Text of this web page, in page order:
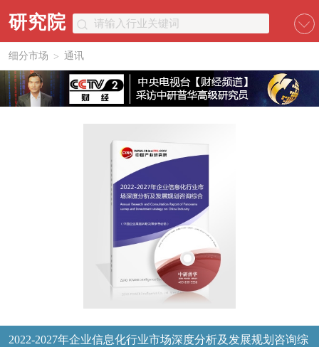
研究院
细分市场 > 通讯
2022-2027年企业信息化行业市场深度分析及发展规划咨询综